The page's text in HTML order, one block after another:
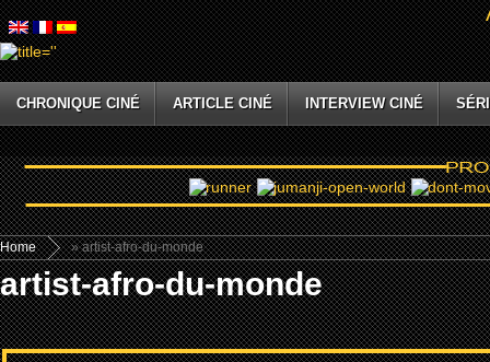
CHRONIQUE CINÉ ARTICLE CINÉ INTERVIEW CINÉ
Home » artist-afro-du-monde
artist-afro-du-monde